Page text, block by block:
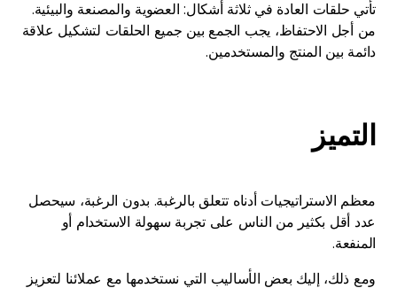
تأتي حلقات العادة في ثلاثة أشكال: العضوية والمصنعة والبيئية.
من أجل الاحتفاظ، يجب الجمع بين جميع الحلقات لتشكيل علاقة
دائمة بين المنتج والمستخدمين.
التميز
معظم الاستراتيجيات أدناه تتعلق بالرغبة. بدون الرغبة، سيحصل
عدد أقل بكثير من الناس على تجربة سهولة الاستخدام أو
المنفعة.
ومع ذلك، إليك بعض الأساليب التي نستخدمها مع عملائنا لتعزيز